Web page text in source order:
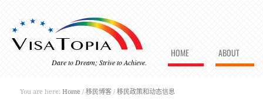
Dare to Dream; Strive to Achieve.
HOME ABOUT
You are here: Home / 移民博客 / 移民政策和动态信息